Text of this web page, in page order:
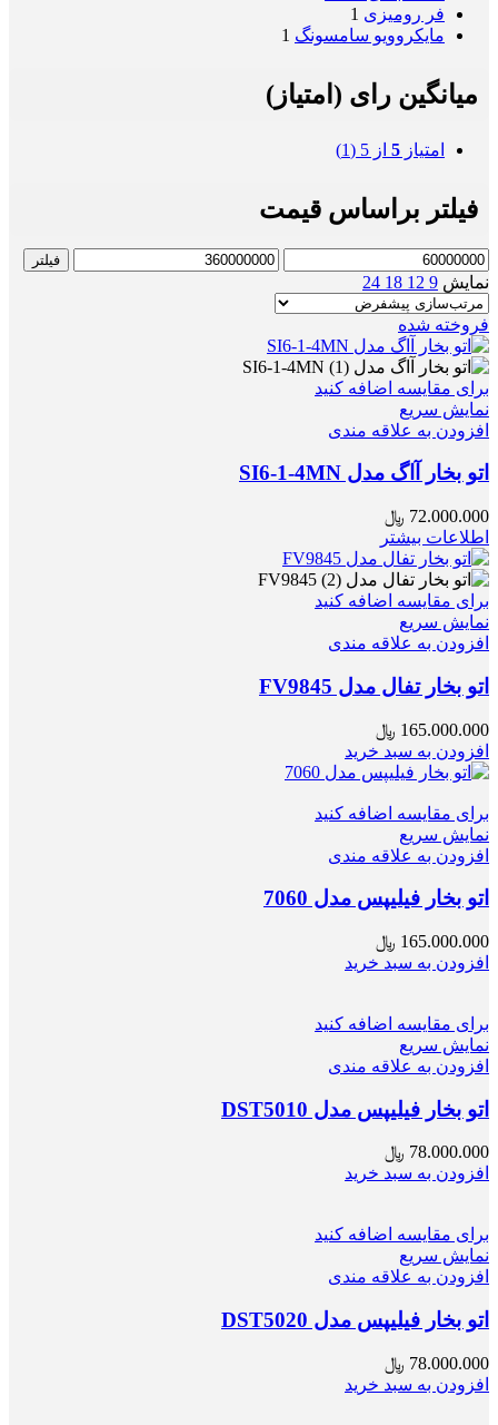
فر رومیزی 1
مایکروویو سامسونگ 1
میانگین رای (امتیاز)
امتیاز 5 از 5 (1)
فیلتر براساس قیمت
حداقل
قیمت
حداکثر
فیلتر
نمایش 9
12
18
24
فروخته شده
برای مقایسه اضافه کنید
نمایش سریع
افزودن به علاقه مندی
اتو بخار آاگ مدل SI6-1-4MN
72.000.000 ﷼
اطلاعات بیشتر
برای مقایسه اضافه کنید
نمایش سریع
افزودن به علاقه مندی
اتو بخار تفال مدل FV9845
165.000.000 ﷼
افزودن به سبد خرید
برای مقایسه اضافه کنید
نمایش سریع
افزودن به علاقه مندی
اتو بخار فیلیپس مدل 7060
165.000.000 ﷼
افزودن به سبد خرید
برای مقایسه اضافه کنید
نمایش سریع
افزودن به علاقه مندی
اتو بخار فیلیپس مدل DST5010
78.000.000 ﷼
افزودن به سبد خرید
برای مقایسه اضافه کنید
نمایش سریع
افزودن به علاقه مندی
اتو بخار فیلیپس مدل DST5020
78.000.000 ﷼
افزودن به سبد خرید